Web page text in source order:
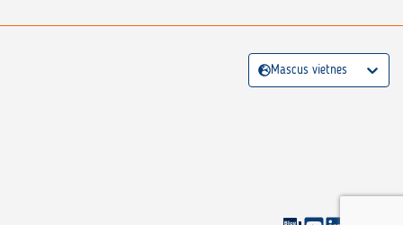
Mascus vietnes